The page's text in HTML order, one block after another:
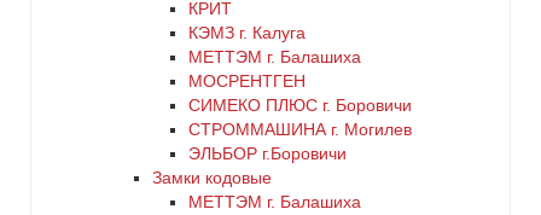
КРИТ
КЭМЗ г. Калуга
МЕТТЭМ г. Балашиха
МОСРЕНТГЕН
СИМЕКО ПЛЮС г. Боровичи
СТРОММАШИНА г. Могилев
ЭЛЬБОР г.Боровичи
Замки кодовые
МЕТТЭМ г. Балашиха